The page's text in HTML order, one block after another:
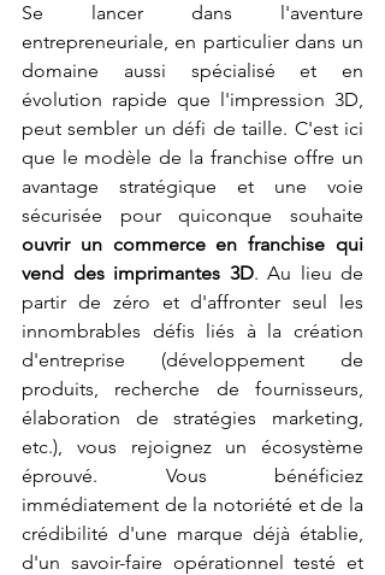
Se lancer dans l'aventure
entrepreneuriale, en particulier dans un
domaine aussi spécialisé et en
évolution rapide que l'impression 3D,
peut sembler un défi de taille. C'est ici
que le modèle de la franchise offre un
avantage stratégique et une voie
ouvrir un commerce en franchise qui
vend des imprimantes 3D. Au lieu de
partir de zéro et d'affronter seul les
innombrables défis liés à la création
d'entreprise (développement de
produits, recherche de fournisseurs,
élaboration de stratégies marketing,
etc.), vous rejoignez un écosystème
éprouvé. Vous bénéficiez
immédiatement de la notoriété et de la
crédibilité d'une marque déjà établie,
d'un savoir-faire opérationnel testé et